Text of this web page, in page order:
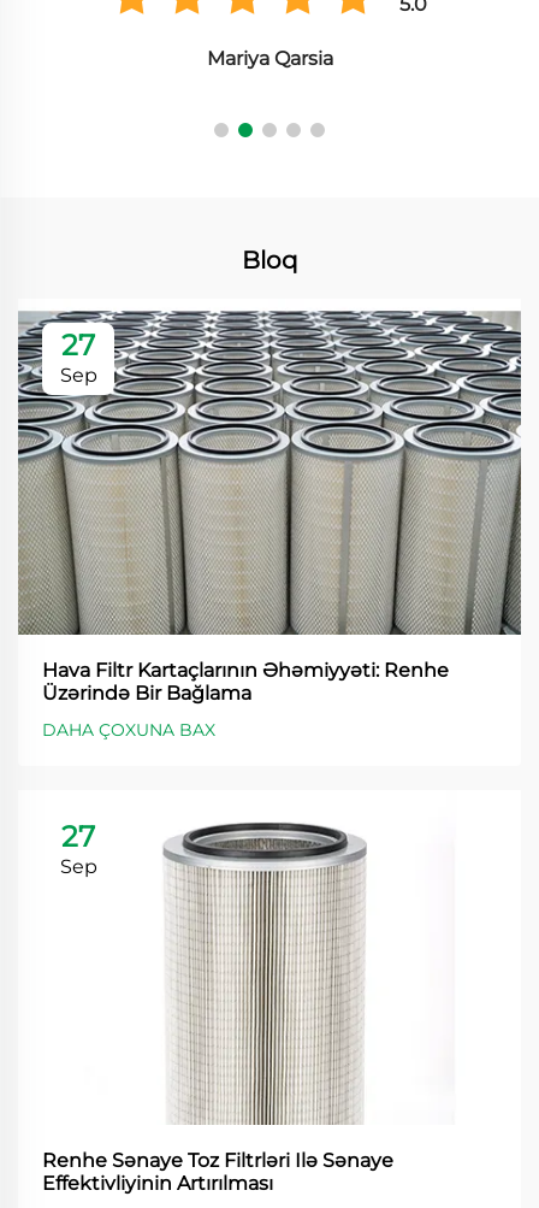
Bloq
27
Sep
Hava Filtr Kartaçlarının Əhəmiyyəti: Renhe
Üzərində Bir Bağlama
DAHA ÇOXUNA BAX
27
Sep
Renhe Sənaye Toz Filtrləri Ilə Sənaye
Effektivliyinin Artırılması